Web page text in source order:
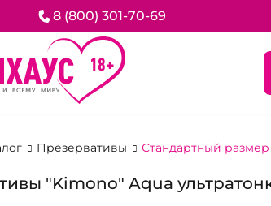
8 (800) 301-70-69
Презервативы Стандартный
"Kimono" Aqua